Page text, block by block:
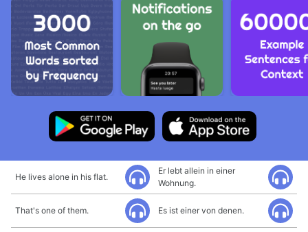
He lives alone in his flat.
Er lebt allein in einer
Wohnung.
That's one of them. Es ist einer von denen.